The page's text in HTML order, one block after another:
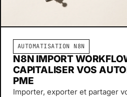
AUTOMATISATION N8N
N8N IMPORT
CAPITALISER VOS
PME
Importer, exporter et partager